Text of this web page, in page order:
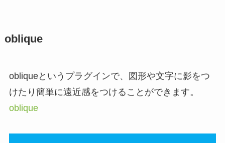
oblique
obliqueというプラグインで、図形や文字に影をつ
けたり簡単に遠近感をつけることができます。
oblique